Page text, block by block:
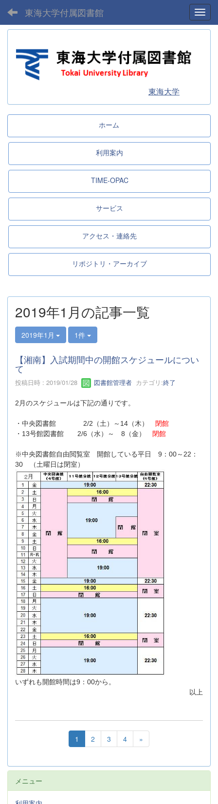
東海大学付属図書館
東海大学
ホーム
利用案内
TIME-OPAC
サービス
アクセス・連絡先
リポジトリ・アーカイブ
2019年1月の記事一覧
2019年1月 1件
【湘南】入試期間中の開館スケジュールについ
て
投稿日時 : 2019/01/28 図書館管理者 カテゴリ:終了
2月のスケジュールは下記の通りです。
・中央図書館 2/2（土）～14（木） 閉館
・13号館図書館 2/6（水）～ 8（金） 閉館
※中央図書館自由閲覧室 開館している平日 9：00～22：
30 （土曜日は閉室）
いずれも開館時間は9：00から。
以上
1 2 3 4 »
メニュー